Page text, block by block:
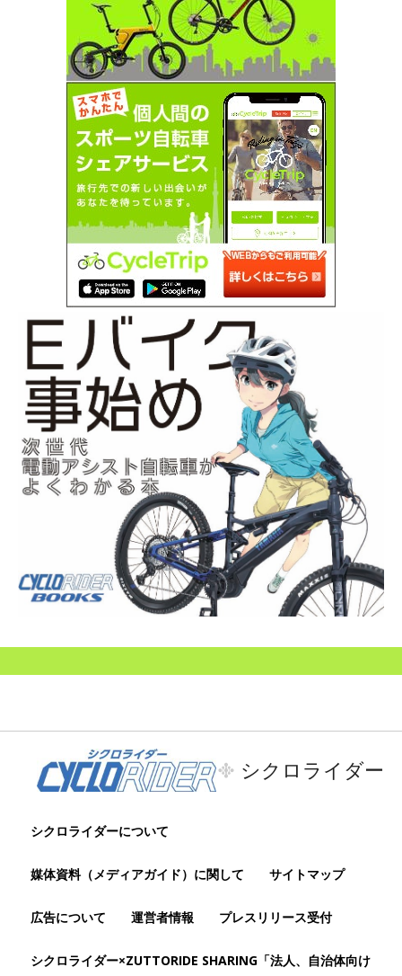
シクロライダー
シクロライダーについて
媒体資料（メディアガイド）に関して サイトマップ
広告について 運営者情報 プレスリリース受付
シクロライダー×ZUTTORIDE SHARING「法人、自治体向け